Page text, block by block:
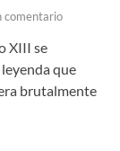
comentario
XIII se
que
brutalmente